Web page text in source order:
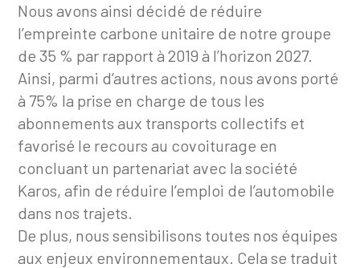
Nous avons ainsi décidé de réduire
l’empreinte carbone unitaire de notre groupe
de 35 % par rapport à 2019 à l’horizon 2027.
Ainsi, parmi d’autres actions, nous avons porté
à 75% la prise en charge de tous les
abonnements aux transports collectifs et
favorisé le recours au covoiturage en
concluant un partenariat avec la société
Karos, afin de réduire l’emploi de l’automobile
dans nos trajets.
De plus, nous sensibilisons toutes nos équipes
aux enjeux environnementaux. Cela se traduit